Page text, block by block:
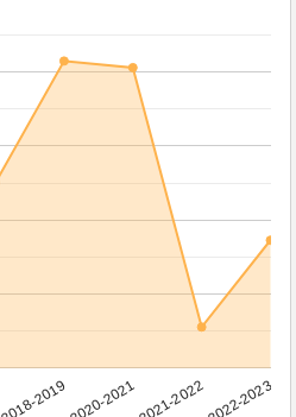
2018-20192020-20212021-20222022-2023